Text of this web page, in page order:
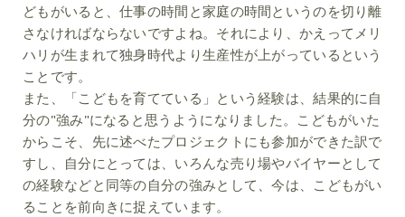
どもがいると、仕事の時間と家庭の時間というのを切り離
さなければならないですよね。それにより、かえってメリ
ハリが生まれて独身時代より生産性が上がっているという
ことです。
また、「こどもを育てている」という経験は、結果的に自
分の"強み"になると思うようになりました。こどもがいた
からこそ、先に述べたプロジェクトにも参加ができた訳で
すし、自分にとっては、いろんな売り場やバイヤーとして
の経験などと同等の自分の強みとして、今は、こどもがい
ることを前向きに捉えています。